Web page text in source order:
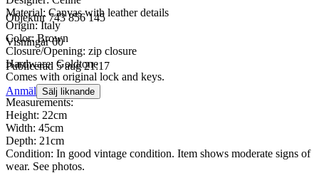
Material: Canvas with leather details
Origin: Italy
Color: Brown
Closure/Opening: zip closure
Hardware: Goldtone
Comes with original lock and keys.
Measurements:
Height: 22cm
Width: 45cm
Depth: 21cm
Condition: In good vintage condition. Item shows moderate signs of
wear. See photos.
Objektnr 743 856 145
Visningar 60
Publicerad 5 aug 21:17
Anmäl Sälj liknande